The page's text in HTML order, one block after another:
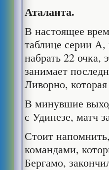
Аталанта.
В настоящее
таблице серии
набрать 22 очка,
занимает
Ливорно,
В минувшие
с Удинезе, матч
Стоит
командами,
Бергамо,